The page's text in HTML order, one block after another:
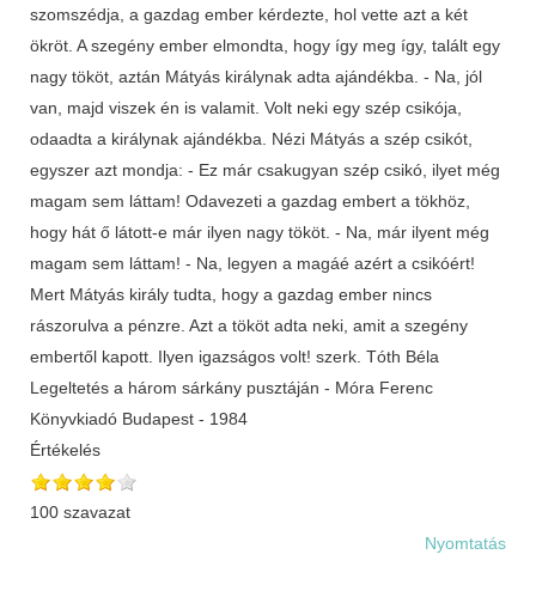
szomszédja, a gazdag ember kérdezte, hol vette azt a két
ökröt. A szegény ember elmondta, hogy így meg így, talált egy
nagy tököt, aztán Mátyás királynak adta ajándékba. - Na, jól
van, majd viszek én is valamit. Volt neki egy szép csikója,
odaadta a királynak ajándékba. Nézi Mátyás a szép csikót,
egyszer azt mondja: - Ez már csakugyan szép csikó, ilyet még
magam sem láttam! Odavezeti a gazdag embert a tökhöz,
hogy hát ő látott-e már ilyen nagy tököt. - Na, már ilyent még
magam sem láttam! - Na, legyen a magáé azért a csikóért!
Mert Mátyás király tudta, hogy a gazdag ember nincs
rászorulva a pénzre. Azt a tököt adta neki, amit a szegény
embertől kapott. Ilyen igazságos volt! szerk. Tóth Béla
Legeltetés a három sárkány pusztáján - Móra Ferenc
Könyvkiadó Budapest - 1984
Értékelés
100 szavazat
Nyomtatás